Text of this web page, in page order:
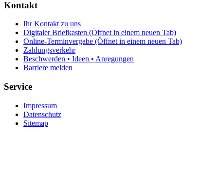
Kontakt
Ihr Kontakt zu uns
Digitaler Briefkasten (Öffnet in einem neuen Tab)
Online-Terminvergabe (Öffnet in einem neuen Tab)
Zahlungsverkehr
Beschwerden • Ideen • Anregungen
Barriere melden
Service
Impressum
Datenschutz
Sitemap